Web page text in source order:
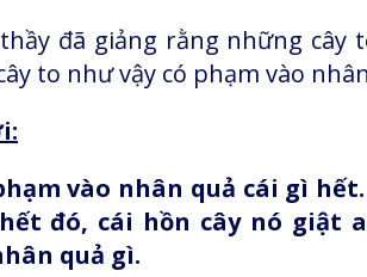
đã giảng rằng những
to như vậy có phạm vào
vào nhân quả cái gì
đó, cái hồn cây nó giật
quả gì.